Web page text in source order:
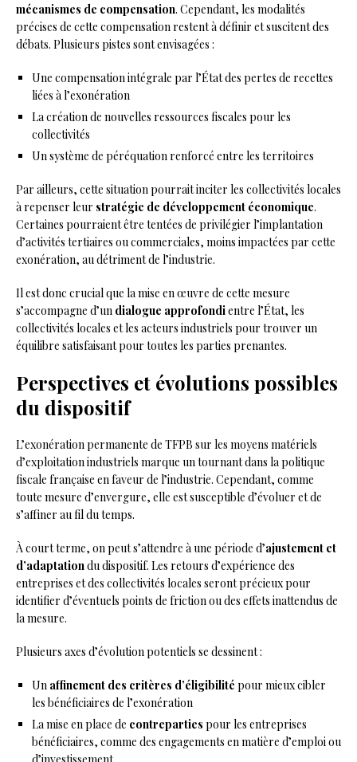
mécanismes de compensation. Cependant, les modalités
précises de cette compensation restent à définir et suscitent des
débats. Plusieurs pistes sont envisagées :
Une compensation intégrale par l’État des pertes de recettes
liées à l’exonération
La création de nouvelles ressources fiscales pour les
collectivités
Un système de péréquation renforcé entre les territoires
Par ailleurs, cette situation pourrait inciter les collectivités locales
à repenser leur stratégie de développement économique.
Certaines pourraient être tentées de privilégier l’implantation
d’activités tertiaires ou commerciales, moins impactées par cette
exonération, au détriment de l’industrie.
Il est donc crucial que la mise en œuvre de cette mesure
s’accompagne d’un dialogue approfondientre l’État, les
collectivités locales et les acteurs industriels pour trouver un
équilibre satisfaisant pour toutes les parties prenantes.
Perspectives et évolutions possibles
du dispositif
L’exonération permanente de TFPB sur les moyens matériels
d’exploitation industriels marque un tournant dans la politique
fiscale française en faveur de l’industrie. Cependant, comme
toute mesure d’envergure, elle est susceptible d’évoluer et de
s’affiner au fil du temps.
À court terme, on peut s’attendre à une période d’ajustement et
d’adaptationdu dispositif. Les retours d’expérience des
entreprises et des collectivités locales seront précieux pour
identifier d’éventuels points de friction ou des effets inattendus de
la mesure.
Plusieurs axes d’évolution potentiels se dessinent :
Un affinement des critères d’éligibilité pour mieux cibler
les bénéficiaires de l’exonération
La mise en place de contreparties pour les entreprises
bénéficiaires, comme des engagements en matière d’emploi ou
d’investissement